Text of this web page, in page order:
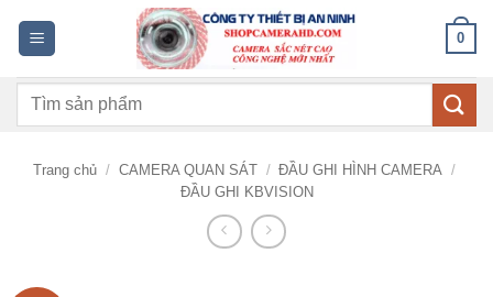
dung
0
Tìm
Trang chủ / CAMERA QUAN SÁT / ĐẦU GHI HÌNH CAMERA /
ĐẦU GHI KBVISION